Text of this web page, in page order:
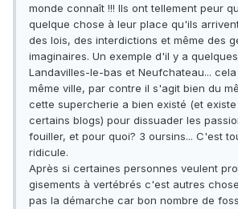
monde connaît !!! Ils ont tellement peur
quelque chose à leur place qu'ils
des lois, des interdictions et même des
imaginaires. Un exemple d'il y a
Landavilles-le-bas et Neufchateau...
même ville, par contre il s'agit bien du
cette supercherie a bien existé (et
certains blogs) pour dissuader les
fouiller, et pour quoi? 3 oursins... C'est
ridicule.
Après si certaines personnes veulent
gisements à vertébrés c'est autres
pas la démarche car bon nombre de